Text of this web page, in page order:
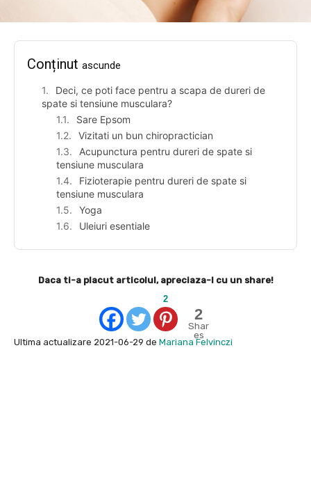
Conținut ascunde
Deci, ce poti face pentru a scapa de dureri de
spate si tensiune musculara?
Sare Epsom
Vizitati un bun chiropractician
Acupunctura pentru dureri de spate si
tensiune musculara
Fizioterapie pentru dureri de spate si
tensiune musculara
Yoga
Uleiuri esentiale
Daca ti-a placut articolul, apreciaza-l cu un share!
2
2
Shar
es
Ultima actualizare 2021-06-29 de Mariana Felvinczi